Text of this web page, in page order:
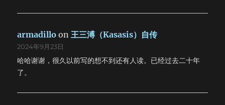
armadillo on 王三溥（Kasasis）自传
2024年9月23日
哈哈谢谢，很久以前写的想不到还有人读。已经过去二十年
了。